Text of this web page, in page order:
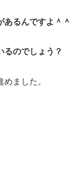
るんですよ＾＾
るのでしょう？
ました。